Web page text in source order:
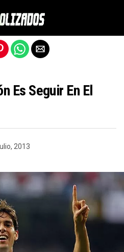
Es Seguir En El
2013
versión móvil